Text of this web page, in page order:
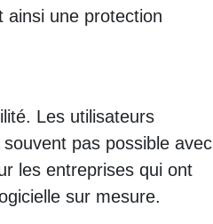
ainsi une protection
Les utilisateurs
pas possible avec
les entreprises qui ont
sur mesure.